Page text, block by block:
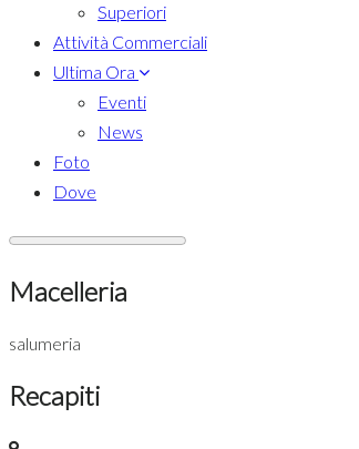
Superiori
Attività Commerciali
Ultima Ora
Eventi
News
Foto
Dove
Macelleria
salumeria
Recapiti